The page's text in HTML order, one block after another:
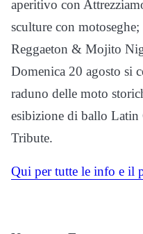
aperitivo con
sculture con
Reggaeton & Mojito
Domenica 20 agosto si
raduno delle moto
esibizione di ballo Latin
Tribute.
Qui per tutte le info e il